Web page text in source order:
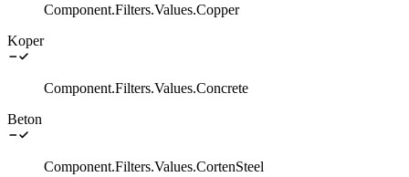
Component.Filters.Values.Copper
Koper
Component.Filters.Values.Concrete
Beton
Component.Filters.Values.CortenSteel